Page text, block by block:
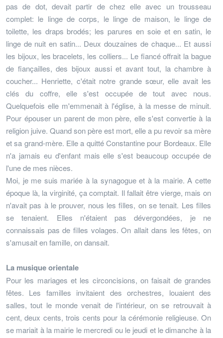
pas de dot, devait partir de chez elle avec un trousseau
complet: le linge de corps, le linge de maison, le linge de
toilette, les draps brodés; les parures en soie et en satin, le
linge de nuit en satin... Deux douzaines de chaque... Et aussi
les bijoux, les bracelets, les colliers... Le fiancé offrait la bague
de fiançailles, des bijoux aussi et avant tout, la chambre à
coucher... Henriette, c'était notre grande sœur, elle avait les
clés du coffre, elle s'est occupée de tout avec nous.
Quelquefois elle m'emmenait à l'église, à la messe de minuit.
Pour épouser un parent de mon père, elle s'est convertie à la
religion juive. Quand son père est mort, elle a pu revoir sa mère
et sa grand-mère. Elle a quitté Constantine pour Bordeaux. Elle
n'a jamais eu d'enfant mais elle s'est beaucoup occupée de
l'une de mes nièces.
Moi, je me suis mariée à la synagogue et à la mairie. A cette
époque là, la virginité, ça comptait. Il fallait être vierge, mais on
n'avait pas à le prouver, nous les filles, on se tenait. Les filles
se tenaient. Elles n'étaient pas dévergondées, je ne
connaissais pas de filles volages. On allait dans les fêtes, on
s'amusait en famille, on dansait.
La musique orientale
Pour les mariages et les circoncisions, on faisait de grandes
fêtes. Les familles invitaient des orchestres, louaient des
salles, tout le monde venait de l'intérieur, on se retrouvait à
cent, deux cents, trois cents pour la cérémonie religieuse. On
se mariait à la mairie le mercredi ou le jeudi et le dimanche à la